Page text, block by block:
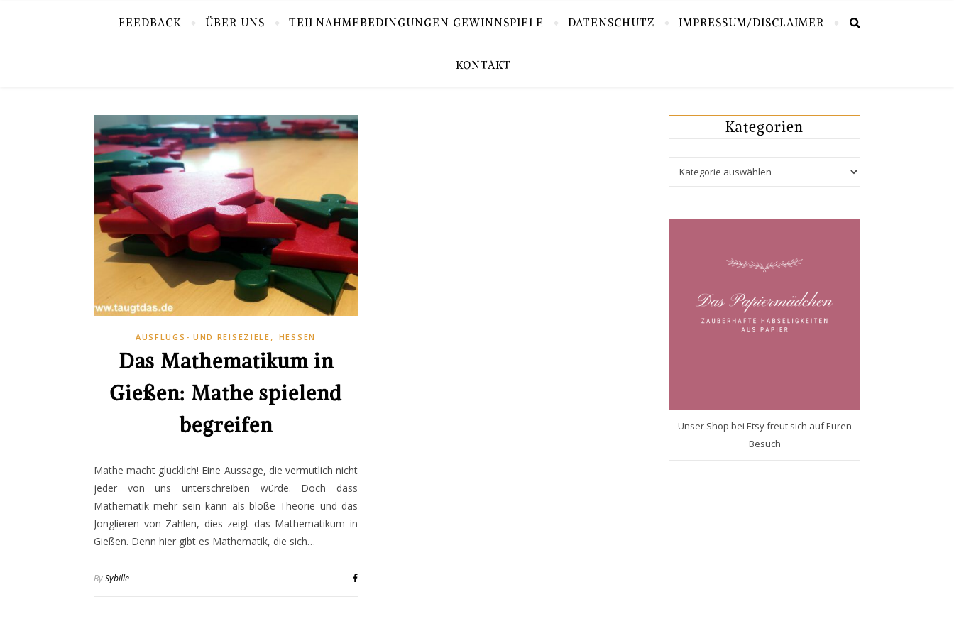
FEEDBACK ÜBER UNS TEILNAHMEBEDINGUNGEN GEWINNSPIELE DATENSCHUTZ IMPRESSUM/DISCLAIMER
KONTAKT
AUSFLUGS- UND REISEZIELE , HESSEN
Das Mathematikum in
Gießen: Mathe spielend
begreifen
Mathe macht glücklich! Eine Aussage, die vermutlich nicht
jeder von uns unterschreiben würde. Doch dass
Mathematik mehr sein kann als bloße Theorie und das
Jonglieren von Zahlen, dies zeigt das Mathematikum in
Gießen. Denn hier gibt es Mathematik, die sich…
BySybille
Kategorien
Unser Shop bei Etsy freut sich auf Euren
Besuch